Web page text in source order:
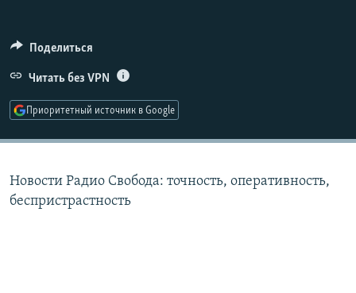
ПОДПИШИТЕСЬ НА РАССЫЛКУ
СОЦИАЛЬНЫЕ СЕТИ
Поделиться
Читать без VPN
Приоритетный источник в Google
Новости Радио Свобода: точность, оперативность,
беспристрастность